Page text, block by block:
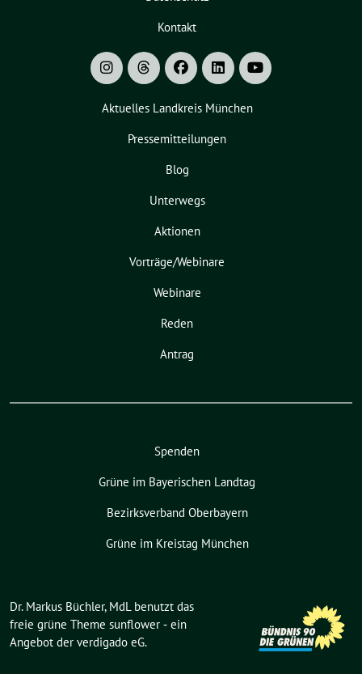
Kontakt
Aktuelles Landkreis München
Pressemitteilungen
Blog
Unterwegs
Aktionen
Vorträge/Webinare
Webinare
Reden
Antrag
Spenden
Grüne im Bayerischen Landtag
Bezirksverband Oberbayern
Grüne im Kreistag München
Dr. Markus Büchler, MdL benutzt das
freie grüne Theme sunflower ‐ ein
Angebot der verdigado eG.